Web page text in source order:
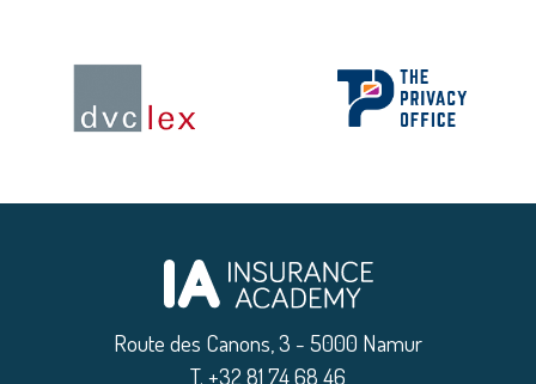
Route des Canons, 3 - 5000 Namur
|
T. +32 81 74 68 46